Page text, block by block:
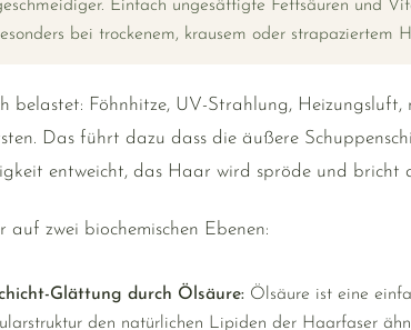
Einfach ungesättigte Fettsäuren und
bei trockenem, krausem oder strapaziertem
belastet: Föhnhitze, UV-Strahlung, Heizungsluft,
Das führt dazu dass die äußere
entweicht, das Haar wird spröde und bricht
zwei biochemischen Ebenen:
Glättung durch Ölsäure:Ölsäure ist eine
den natürlichen Lipiden der Haarfaser